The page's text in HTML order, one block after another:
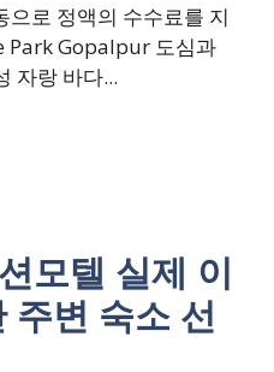
로 정액의 수수료를 지
Park Gopalpur 도심과
자랑 바다...
모텔 실제 이
주변 숙소 선